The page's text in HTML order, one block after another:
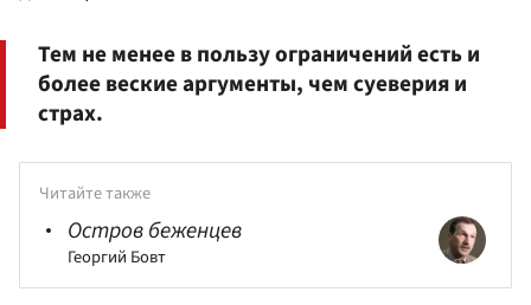
Тем не менее в пользу ограничений есть и
более веские аргументы, чем суеверия и
страх.
Читайте также
Остров беженцев
Георгий Бовт